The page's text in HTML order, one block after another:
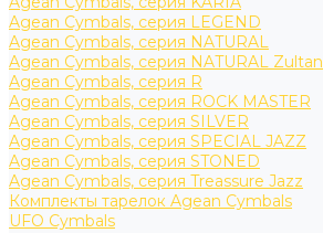
Agean Cymbals, серия LEGEND
Agean Cymbals, серия NATURAL
Agean Cymbals, серия NATURAL Zultan
Agean Cymbals, серия R
Agean Cymbals, серия ROCK MASTER
Agean Cymbals, серия SILVER
Agean Cymbals, серия SPECIAL JAZZ
Agean Cymbals, серия STONED
Agean Cymbals, серия Treassure Jazz
Комплекты тарелок Agean Cymbals
UFO Cymbals